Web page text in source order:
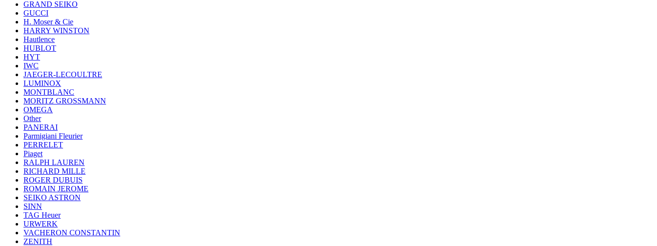
GRAND SEIKO
GUCCI
H. Moser & Cie
HARRY WINSTON
Hautlence
HUBLOT
HYT
IWC
JAEGER-LECOULTRE
LUMINOX
MONTBLANC
MORITZ GROSSMANN
OMEGA
Other
PANERAI
Parmigiani Fleurier
PERRELET
Piaget
RALPH LAUREN
RICHARD MILLE
ROGER DUBUIS
ROMAIN JEROME
SEIKO ASTRON
SINN
TAG Heuer
URWERK
VACHERON CONSTANTIN
ZENITH